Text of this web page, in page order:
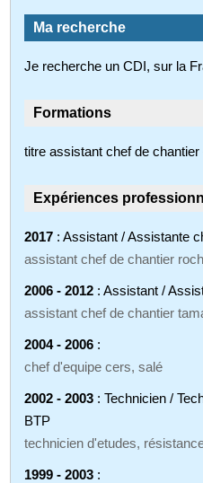
Ma recherche
Je recherche un CDI, sur la
Formations
titre assistant chef de
Expériences
2017 : Assistant / Assistante
assistant chef de chantier
2006 - 2012 : Assistant /
assistant chef de chantier
2004 - 2006 :
chef d'equipe cers, salé
2002 - 2003 : Technicien /
BTP
technicien d'etudes,
1999 - 2003 :